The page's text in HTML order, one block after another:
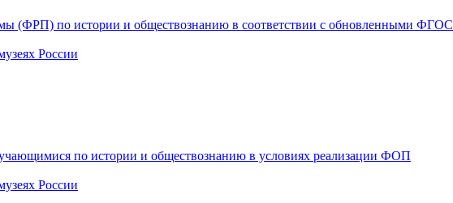
(ФРП) по истории и обществознанию в соответствии с обновленными ФГОС
России
по истории и обществознанию в условиях реализации ФОП
России